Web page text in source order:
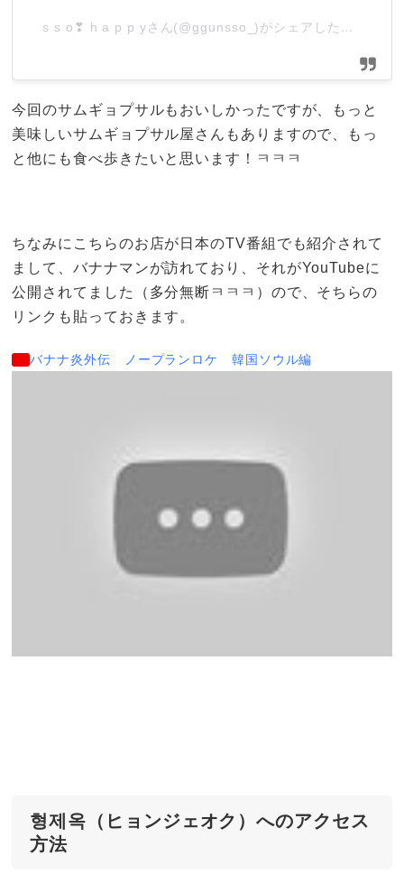
s s o❣ h a p p yさん(@ggunsso_)がシェアした投稿
今回のサムギョプサルもおいしかったですが、もっと
美味しいサムギョプサル屋さんもありますので、もっ
と他にも食べ歩きたいと思います！ㅋㅋㅋ
ちなみにこちらのお店が日本のTV番組でも紹介されて
まして、バナナマンが訪れており、それがYouTubeに
公開されてました（多分無断ㅋㅋㅋ）ので、そちらの
リンクも貼っておきます。
バナナ炎外伝 ノープランロケ 韓国ソウル編
형제옥（ヒョンジェオク）へのアクセス
方法